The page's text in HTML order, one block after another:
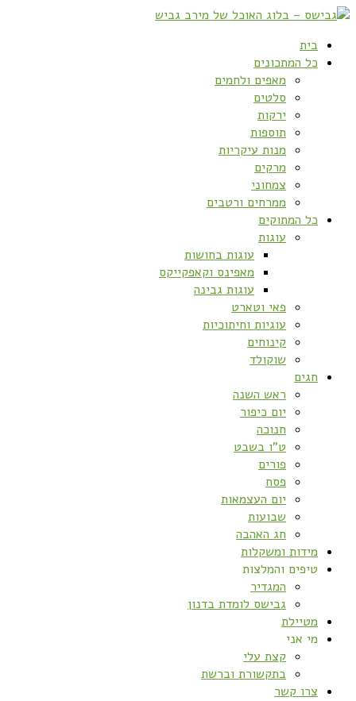
בית
כל המתכונים
מאפים ולחמים
סלטים
ירקות
תוספות
מנות עיקריות
מרקים
צמחוני
ממרחים ורטבים
כל המתוקים
עוגות
עוגות בחושות
מאפינס וקאפקייקס
עוגות גבינה
פאי וטארט
עוגיות וחיתוכיות
קינוחים
שוקולד
חגים
ראש השנה
יום כיפור
חנוכה
ט”ו בשבט
פורים
פסח
יום העצמאות
שבועות
חג האהבה
מידות ומשקלות
טיפים והמלצות
המגדיר
גבישס לומדת בדנון
מטיילת
מי אני
קצת עלי
בתקשורת וברשת
צרו קשר